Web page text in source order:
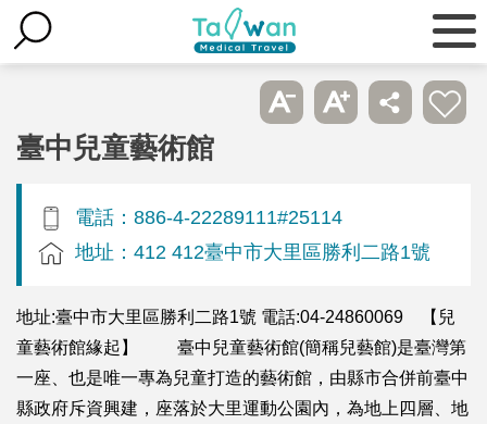
臺中兒童藝術館
電話：886-4-22289111#25114
地址：412 412臺中市大里區勝利二路1號
地址:臺中市大里區勝利二路1號 電話:04-24860069 【兒
童藝術館緣起】 臺中兒童藝術館(簡稱兒藝館)是臺灣第
一座、也是唯一專為兒童打造的藝術館，由縣市合併前臺中
縣政府斥資興建，座落於大里運動公園內，為地上四層、地